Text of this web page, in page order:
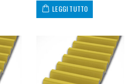
LEGGI TUTTO